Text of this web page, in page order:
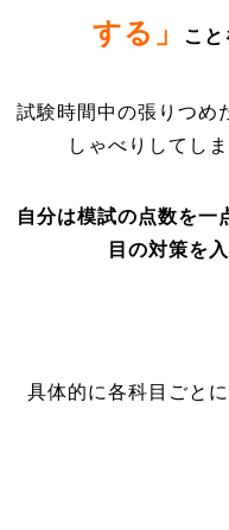
する」
こと
試験時間中の張りつめ
しゃべりしてし
自分は模試の点数を一
目の対策を
具体的に各科目ごと